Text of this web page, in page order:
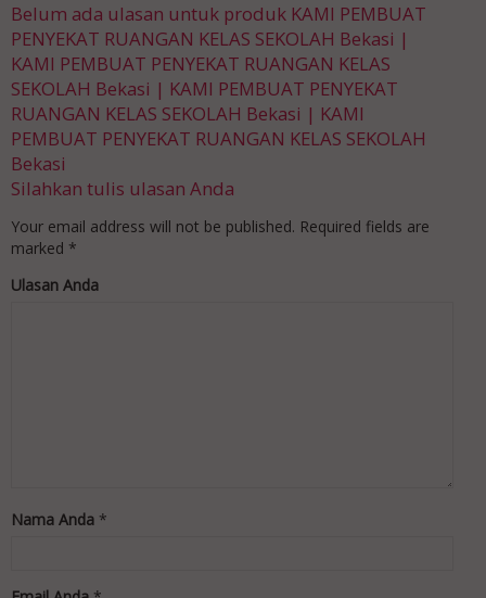
Belum ada ulasan untuk produk KAMI PEMBUAT
PENYEKAT RUANGAN KELAS SEKOLAH Bekasi |
KAMI PEMBUAT PENYEKAT RUANGAN KELAS
SEKOLAH Bekasi | KAMI PEMBUAT PENYEKAT
RUANGAN KELAS SEKOLAH Bekasi | KAMI
PEMBUAT PENYEKAT RUANGAN KELAS SEKOLAH
Bekasi
Silahkan tulis ulasan Anda
Your email address will not be published. Required fields are
marked *
Ulasan Anda
Nama Anda *